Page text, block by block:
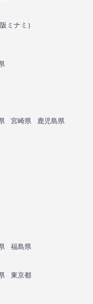
ミナミ ）
宮崎県
鹿児島県
福島県
東京都